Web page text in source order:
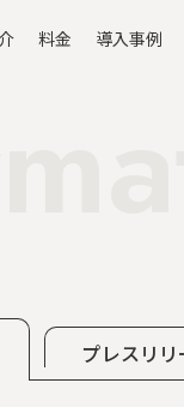
料金 導入事例
プレスリリ